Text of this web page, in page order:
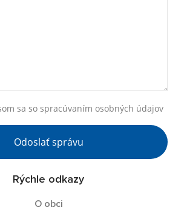
sa so spracúvaním osobných údajov
Odoslať správu
Rýchle odkazy
O obci